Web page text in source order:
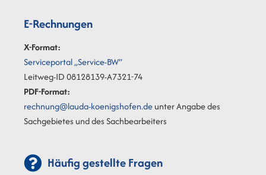
E-Rechnungen
X-Format:
Serviceportal „Service-BW“
Leitweg-ID 08128139-A7321-74
PDF-Format:
rechnung@lauda-koenigshofen.deunter Angabe des
Sachgebietes und des Sachbearbeiters
Häufig gestellte Fragen